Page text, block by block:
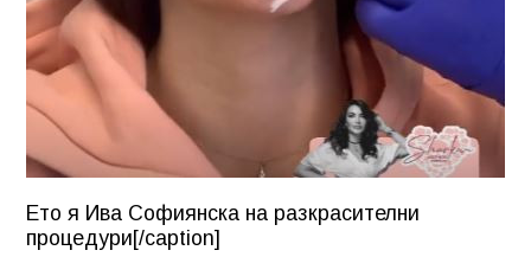
Ето я Ива Софиянска на разкрасителни
процедури[/caption]